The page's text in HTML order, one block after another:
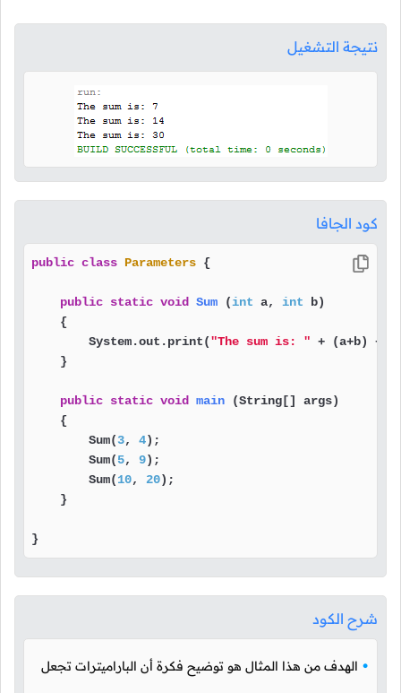
نتيجة التشغيل
كود الجافا
public class Parameters {
public static void Sum (int a, int b)
    {
        System.out.print(
"The sum is: " + (a+b) +
    }
public static void main
(String[] args)
    {
        Sum(
3, 4);
        Sum(
5, 9);
        Sum(
10, 20);
    }
}
شرح الكود
الهدف من هذا المثال هو توضيح فكرة أن الباراميترات تجعل